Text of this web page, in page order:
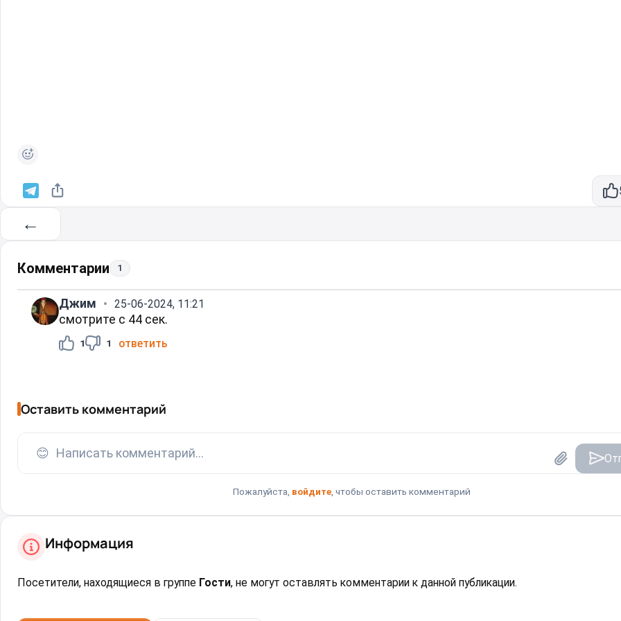
←
Комментарии 1
Джим 25-06-2024, 11:21
смотрите с 44 сек.
1 1 ответить
Оставить комментарий
😊 Написать комментарий...
Пожалуйста, войдите, чтобы оставить комментарий
Информация
Посетители, находящиеся в группе Гости, не могут оставлять комментарии к данной публикации.